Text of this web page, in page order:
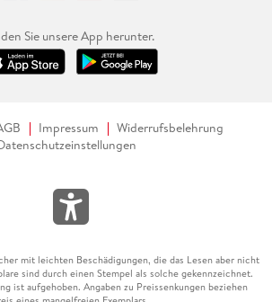
Sie unsere App herunter.
Impressum
Widerrufsbelehrung
mit leichten Beschädigungen, die das Lesen aber nicht
sind durch einen Stempel als solche gekennzeichnet.
ist aufgehoben. Angaben zu Preissenkungen beziehen